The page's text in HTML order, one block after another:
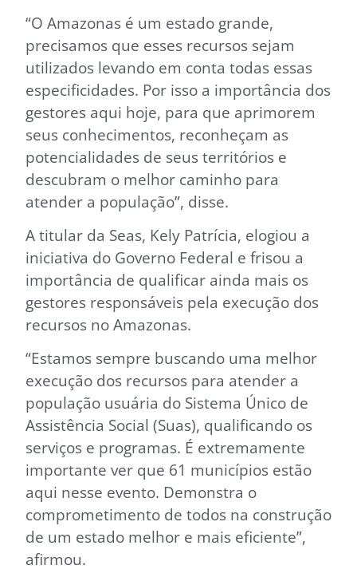
“O Amazonas é um estado grande,
precisamos que esses recursos sejam
utilizados levando em conta todas essas
especificidades. Por isso a importância dos
gestores aqui hoje, para que aprimorem
seus conhecimentos, reconheçam as
potencialidades de seus territórios e
descubram o melhor caminho para
atender a população”, disse.
A titular da Seas, Kely Patrícia, elogiou a
iniciativa do Governo Federal e frisou a
importância de qualificar ainda mais os
gestores responsáveis pela execução dos
recursos no Amazonas.
“Estamos sempre buscando uma melhor
execução dos recursos para atender a
população usuária do Sistema Único de
Assistência Social (Suas), qualificando os
serviços e programas. É extremamente
importante ver que 61 municípios estão
aqui nesse evento. Demonstra o
comprometimento de todos na construção
de um estado melhor e mais eficiente”,
afirmou.